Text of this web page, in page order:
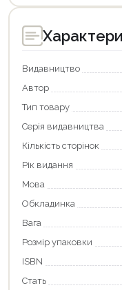
Видавництво
Автор
Тип товару
Серія видавництва
Кількість сторінок
Рік видання
Мова
Обкладинка
Вага
Розмір упаковки
ISBN
Стать